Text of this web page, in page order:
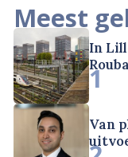
Meest
In
1
Van